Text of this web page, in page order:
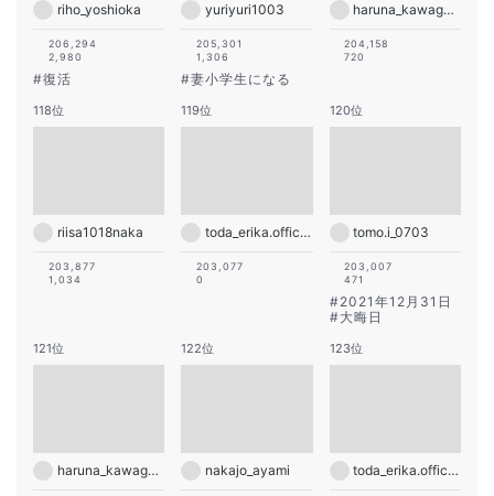
riho_yoshioka
206,294
2,980
#復活
yuriyuri1003
205,301
1,306
#妻小学生になる
haruna_kawaguchi_official
204,158
720
118位
riisa1018naka
203,877
1,034
119位
toda_erika.official
203,077
0
120位
tomo.i_0703
203,007
471
#2021年12月31日
#大晦日
121位
haruna_kawaguchi_official
122位
nakajo_ayami
123位
toda_erika.official